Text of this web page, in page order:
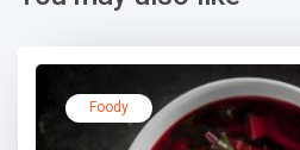
Foody